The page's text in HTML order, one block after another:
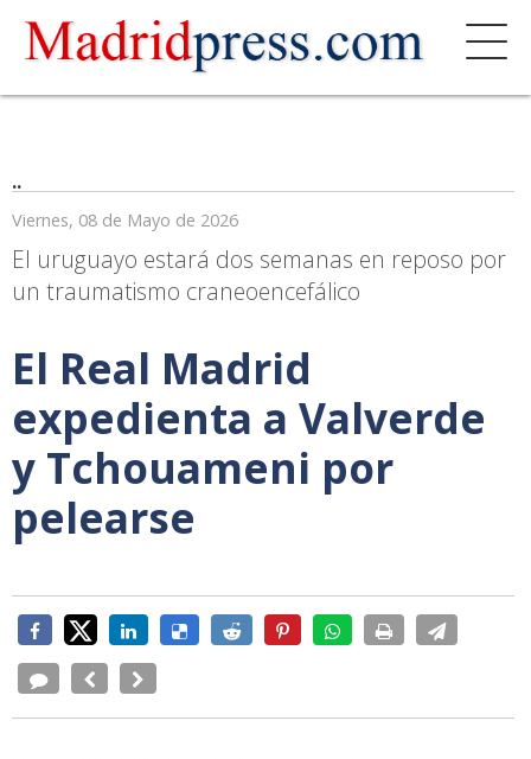
..
Viernes, 08 de Mayo de 2026
El uruguayo estará dos semanas en reposo por
un traumatismo craneoencefálico
El Real Madrid
expedienta a Valverde
y Tchouameni por
pelearse